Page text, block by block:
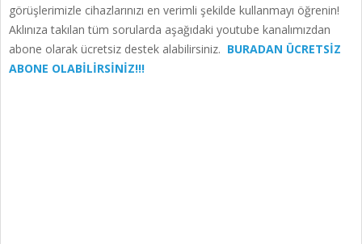
görüşlerimizle cihazlarınızı en verimli şekilde kullanmayı öğrenin!
Aklınıza takılan tüm sorularda aşağıdaki youtube kanalımızdan
abone olarak ücretsiz destek alabilirsiniz. BURADAN ÜCRETSİZ
ABONE OLABİLİRSİNİZ!!!